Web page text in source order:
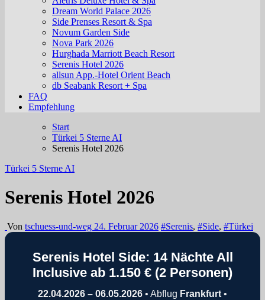
Dream World Palace 2026
Side Prenses Resort & Spa
Novum Garden Side
Nova Park 2026
Hurghada Marriott Beach Resort
Serenis Hotel 2026
allsun App.-Hotel Orient Beach
db Seabank Resort + Spa
FAQ
Empfehlung
Start
Türkei 5 Sterne AI
Serenis Hotel 2026
Türkei 5 Sterne AI
Serenis Hotel 2026
Von tschuess-und-weg 24. Februar 2026 #Serenis, #Side, #Türkei
Serenis Hotel Side: 14 Nächte All
Inclusive ab 1.150 € (2 Personen)
22.04.2026 – 06.05.2026 • Abflug Frankfurt •